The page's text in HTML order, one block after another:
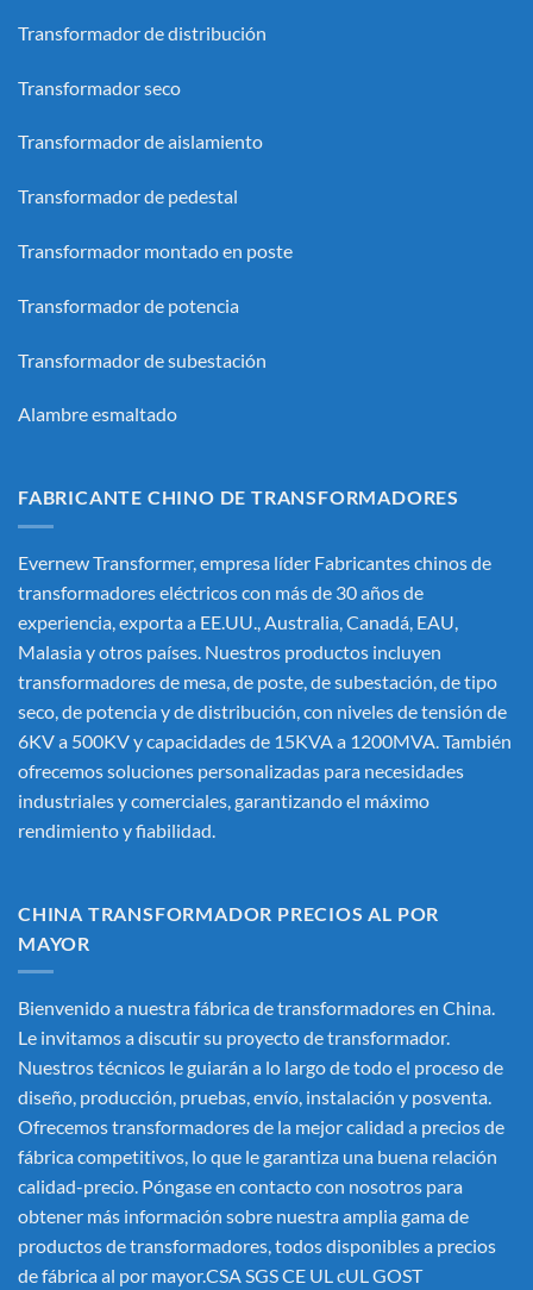
Transformador de distribución
Transformador seco
Transformador de aislamiento
Transformador de pedestal
Transformador montado en poste
Transformador de potencia
Transformador de subestación
Alambre esmaltado
FABRICANTE CHINO DE TRANSFORMADORES
Evernew Transformer, empresa líder Fabricantes chinos de
transformadores eléctricoscon más de 30 años de
experiencia, exporta a EE.UU., Australia, Canadá, EAU,
Malasia y otros países. Nuestros productos incluyen
transformadores de mesa, de poste, de subestación, de tipo
seco, de potencia y de distribución, con niveles de tensión de
6KV a 500KV y capacidades de 15KVA a 1200MVA. También
ofrecemos soluciones personalizadas para necesidades
industriales y comerciales, garantizando el máximo
rendimiento y fiabilidad.
CHINA TRANSFORMADOR PRECIOS AL POR
MAYOR
Bienvenido a nuestra fábrica de transformadores en China.
Le invitamos a discutir su proyecto de transformador.
Nuestros técnicos le guiarán a lo largo de todo el proceso de
diseño, producción, pruebas, envío, instalación y posventa.
Ofrecemos transformadores de la mejor calidad a precios de
fábrica competitivos, lo que le garantiza una buena relación
calidad-precio. Póngase en contacto con nosotros para
obtener más información sobre nuestra amplia gama de
productos de transformadores, todos disponibles a precios
de fábrica al por mayor.CSA SGS CE UL cUL GOST